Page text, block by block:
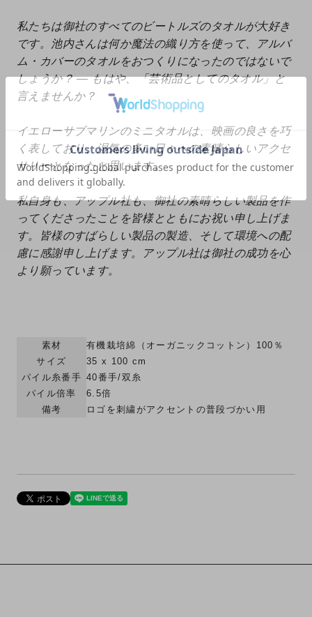
私たちは御社のすべてのビートルズのタオルが大好き
です。池内さんは何か魔法の織り方を使って、アルバ
ム・カバーのタオルをおつくりになったのではないで
しょうか？ ― もはや、「芸術品としてのタオル」と
言えませんか？
イエローサブマリンのミニタオルは、映画の良さを巧
く表しており、湿気の多い日々への素晴らしいアクセ
サリーとなったと思います。
私自身も、アップル社も、御社の素晴らしい製品を作
ってくださったことを皆様とともにお祝い申し上げま
す。皆様のすばらしい製品の製造、そして環境への配
慮に感謝申し上げます。アップル社は御社の成功を心
より願っています。
素材
有機栽培綿（オーガニックコットン）100％
サイズ
35 x 100 cm
パイル糸番手 40番手/双糸
パイル倍率
6.5倍
備考
ロゴを刺繍がアクセントの普段づかい用